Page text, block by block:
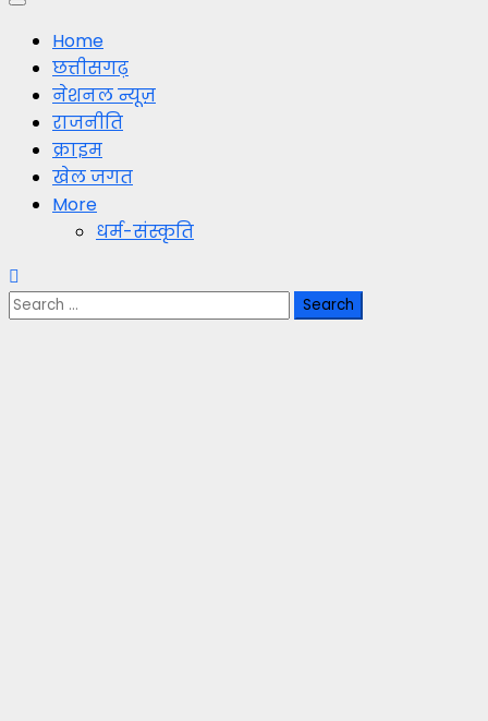
Primary
MenuHome
छत्तीसगढ़
नेशनल न्यूज़
राजनीति
क्राइम
खेल जगत
More
धर्म-संस्कृति
Search